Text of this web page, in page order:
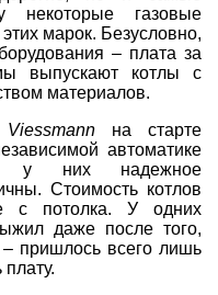
некоторые газовые
марок. Безусловно,
– плата за
выпускают котлы с
материалов.
Viessmann на старте
автоматике
у них надежное
Стоимость котлов
с потолка. У одних
даже после того,
– пришлось всего лишь